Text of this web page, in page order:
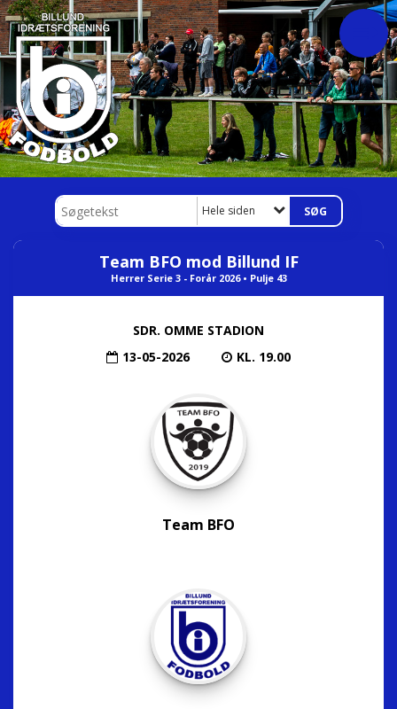
Hele siden
Team BFO mod Billund IF
Herrer Serie 3 - Forår 2026 • Pulje 43
SDR. OMME STADION
13-05-2026
KL. 19.00
Team BFO